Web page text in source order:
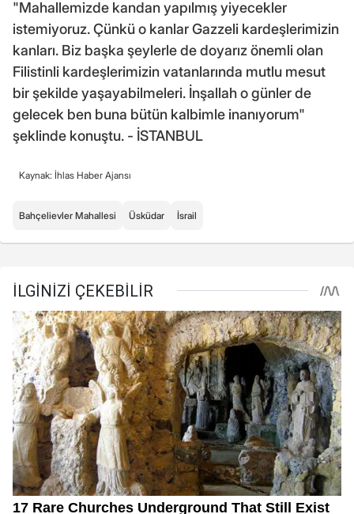
"Mahallemizde kandan yapılmış yiyecekler
istemiyoruz. Çünkü o kanlar Gazzeli kardeşlerimizin
kanları. Biz başka şeylerle de doyarız önemli olan
Filistinli kardeşlerimizin vatanlarında mutlu mesut
bir şekilde yaşayabilmeleri. İnşallah o günler de
gelecek ben buna bütün kalbimle inanıyorum"
şeklinde konuştu. - İSTANBUL
Kaynak: İhlas Haber Ajansı
Bahçelievler Mahallesi Üsküdar İsrail